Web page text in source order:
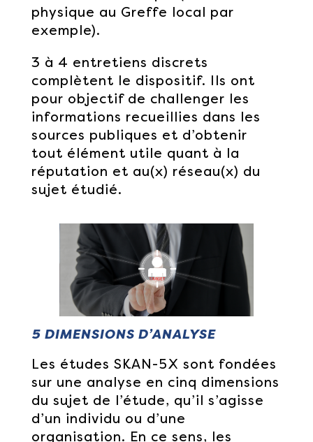
physique au Greffe local par
exemple).
3 à 4 entretiens discrets
complètent le dispositif. Ils ont
pour objectif de challenger les
informations recueillies dans les
sources publiques et d’obtenir
tout élément utile quant à la
réputation et au(x) réseau(x) du
sujet étudié.
5 DIMENSIONS D’ANALYSE
Les études SKAN-5X sont fondées
sur une analyse en cinq dimensions
du sujet de l’étude, qu’il s’agisse
d’un individu ou d’une
organisation. En ce sens, les